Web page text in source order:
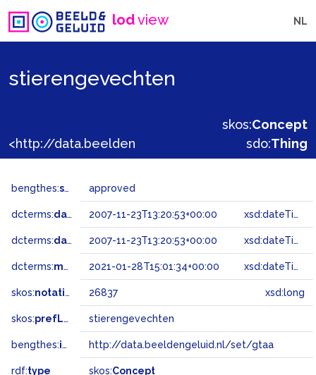
lodview NL
stierengevechten
skos:Concept
sdo:Thing
bengthes:status approved
dcterms:dateAccepted 2007-11-23T13:20:53+00:00 xsd:dateTime
dcterms:dateSubmitted 2007-11-23T13:20:53+00:00 xsd:dateTime
dcterms:modified 2021-01-28T15:01:34+00:00 xsd:dateTime
skos:notation 26837 xsd:long
skos:prefLabel stierengevechten
bengthes:inSet http://data.beeldengeluid.nl/set/gtaa
rdf:type skos:Concept